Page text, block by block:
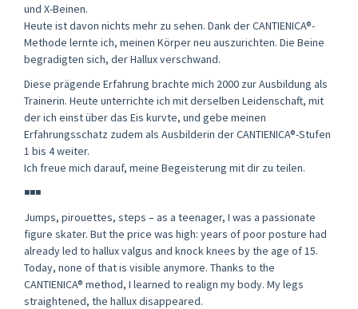
und X-Beinen.
Heute ist davon nichts mehr zu sehen. Dank der CANTIENICA®-
Methode lernte ich, meinen Körper neu auszurichten. Die Beine
begradigten sich, der Hallux verschwand.
Diese prägende Erfahrung brachte mich 2000 zur Ausbildung als
Trainerin. Heute unterrichte ich mit derselben Leidenschaft, mit
der ich einst über das Eis kurvte, und gebe meinen
Erfahrungsschatz zudem als Ausbilderin der CANTIENICA®-Stufen
1 bis 4 weiter.
Ich freue mich darauf, meine Begeisterung mit dir zu teilen.
◾◾◾
Jumps, pirouettes, steps – as a teenager, I was a passionate
figure skater. But the price was high: years of poor posture had
already led to hallux valgus and knock knees by the age of 15.
Today, none of that is visible anymore. Thanks to the
CANTIENICA® method, I learned to realign my body. My legs
straightened, the hallux disappeared.